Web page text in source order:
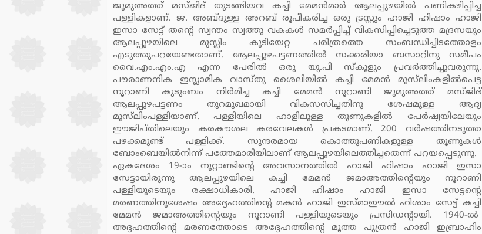
ജുമുഅത്ത് മസ്ജിദ് തുടങ്ങിയവ കച്ചി മേമന്‍മാര്‍ ആലപ്പുഴയില്‍ പണികഴിപ്പിച്ച
പള്ളികളാണ്. ജ. അബ്ദുള്ള അറബ് രൂപീകരിച്ച ഒരു ട്രസ്റ്റും ഹാജി ഹിഷാം ഹാജി
ഇസാ സേട്ട് തന്റെ സ്വന്തം സ്വത്തു വകകള്‍ സമര്‍പ്പിച്ച് വികസിപ്പിച്ചെടുത്ത മദ്രസയും
ആലപ്പുഴയിലെ മുസ്ലിം കുടിയേറ്റ ചരിത്രത്തെ സംബന്ധിച്ചിടത്തോളം
എടുത്തുപറയേണ്ടതാണ്. ആലപ്പുഴപട്ടണത്തില്‍ സക്കരിയാ ബസാറിനു സമീപം
വൈ.എം.എം.എ എന്ന പേരില്‍ ഒരു യു.പി സ്‌കൂളും പ്രവര്‍ത്തിച്ചുവരുന്നു.
പൗരാണനിക ഇസ്ലാമിക വാസ്തു ശൈലിയില്‍ കച്ചി മേമന്‍ മുസ്‌ലിംകളില്‍പെട്ട
നൂറാണി കുടുംബം നിര്‍മിച്ച കച്ചി മേമന്‍ നൂറാണി ജുമുഅത്ത് മസ്ജിദ്
ആലപ്പുഴപട്ടണം തുറമുഖമായി വികസസിച്ചതിനു ശേഷമുള്ള ആദ്യ
മുസ്‌ലിംപള്ളിയാണ്. പള്ളിയിലെ ഹാളിലുള്ള തൂണുകളില്‍ പേര്‍ഷ്യയിലേയും
ഈജിപ്തിലെയും കരകൗശല കരവേലകള്‍ പ്രകടമാണ്. 200 വര്‍ഷത്തിനടുത്ത
പഴക്കമുണ്ട് പള്ളിക്ക്. സുന്ദരമായ കൊത്തുപണികളുള്ള തൂണുകള്‍
ബോംബെയില്‍നിന്ന് പത്തേമാരിയിലാണ് ആലപ്പുഴയിലെത്തിച്ചതെന്ന് പറയപ്പെടുന്നു.
ഏകദേശം 19-ാം നൂറ്റാണ്ടിന്റെ അവസാനത്തില്‍ ഹാജി ഹിഷാം ഹാജി ഇസാ
സേട്ടായിരുന്നു ആലപ്പുഴയിലെ കച്ചി മേമന്‍ ജമാഅത്തിന്റെയും നൂറാണി
പള്ളിയുടെയും രക്ഷാധികാരി. ഹാജി ഹിഷാം ഹാജി ഇസാ സേട്ടന്റെ
മരണത്തിനുശേഷം അദ്ദേഹത്തിന്റെ മകന്‍ ഹാജി ഇസ്മാഈല്‍ ഹിശാം സേട്ട് കച്ചി
മേമന്‍ ജമാഅത്തിന്റെയും നൂറാണി പള്ളിയുടെയും പ്രസിഡന്റായി. 1940-ല്‍
അദ്ദഹത്തിന്റെ മരണത്തോടെ അദ്ദേഹത്തിന്റെ മൂത്ത പുത്രന്‍ ഹാജി ഇബ്രാഹിം